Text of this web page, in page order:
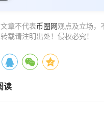
章不代表币圈网观点及立场，
载请注明出处！侵权必究！
读